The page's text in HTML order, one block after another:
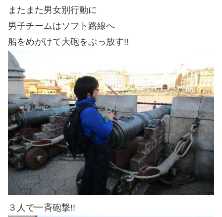
またまた男女別行動に
男子チームはソフト路線へ
船をめがけて大砲をぶっ放す!!
３人で一斉砲撃!!